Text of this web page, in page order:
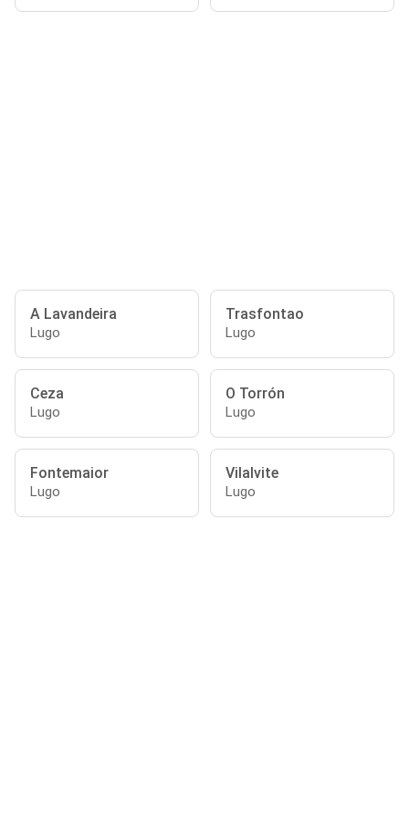
A Lavandeira
Lugo
Trasfontao
Lugo
Ceza
Lugo
O Torrón
Lugo
Fontemaior
Lugo
Vilalvite
Lugo